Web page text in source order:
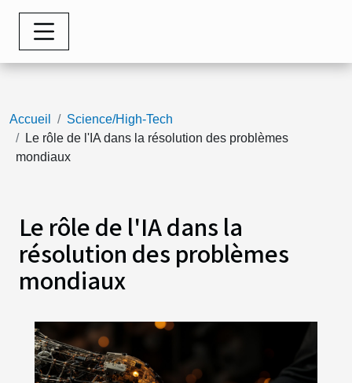
Accueil
Science/High-Tech
Le rôle de l'IA dans la résolution des problèmes
mondiaux
Le rôle de l'IA dans la
résolution des problèmes
mondiaux